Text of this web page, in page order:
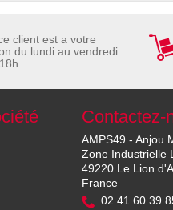
client est a votre
du lundi au vendredi
Contactez-
AMPS49 - Anjou
Zone Industrielle
49220 Le Lion
France